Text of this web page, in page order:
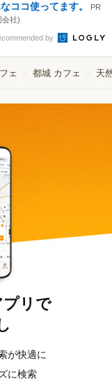
ココ使ってます。
PR
会社)
by
ェ 都城 カフェ 天
プリで
が快適に
に検索